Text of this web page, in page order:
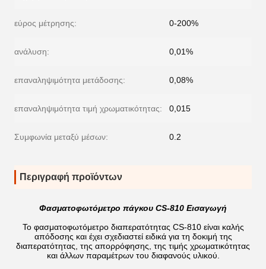
εύρος μέτρησης: 0-200%
ανάλυση: 0,01%
επαναληψιμότητα μετάδοσης: 0,08%
επαναληψιμότητα τιμή χρωματικότητας: 0,015
Συμφωνία μεταξύ μέσων: 0.2
Περιγραφή προϊόντων
Φασματοφωτόμετρο πάγκου CS-810 Εισαγωγή
Το φασματοφωτόμετρο διαπερατότητας CS-810 είναι καλής
απόδοσης και έχει σχεδιαστεί ειδικά για τη δοκιμή της
διαπερατότητας, της απορρόφησης, της τιμής χρωματικότητας
και άλλων παραμέτρων του διαφανούς υλικού.